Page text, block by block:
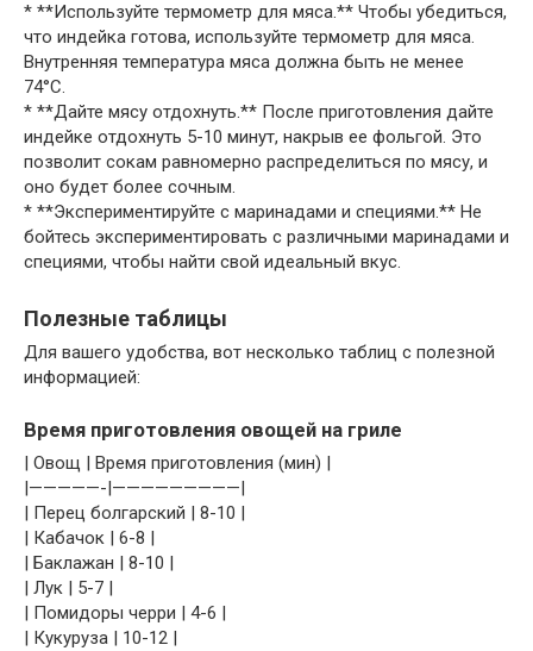
* **Используйте термометр для мяса.** Чтобы убедиться,
что индейка готова, используйте термометр для мяса.
Внутренняя температура мяса должна быть не менее
74°C.
* **Дайте мясу отдохнуть.** После приготовления дайте
индейке отдохнуть 5-10 минут, накрыв ее фольгой. Это
позволит сокам равномерно распределиться по мясу, и
оно будет более сочным.
* **Экспериментируйте с маринадами и специями.** Не
бойтесь экспериментировать с различными маринадами и
специями, чтобы найти свой идеальный вкус.
Полезные таблицы
Для вашего удобства, вот несколько таблиц с полезной
информацией:
Время приготовления овощей на гриле
| Овощ | Время приготовления (мин) |
|—————-|—————————|
| Перец болгарский | 8-10 |
| Кабачок | 6-8 |
| Баклажан | 8-10 |
| Лук | 5-7 |
| Помидоры черри | 4-6 |
| Кукуруза | 10-12 |